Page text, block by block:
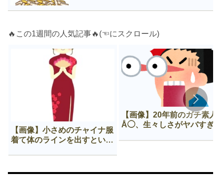
🔥この1週間の人気記事🔥(☜にスクロール)
【画像】小さめのチャイナ服
着て体のラインを出すという
【画像】20年前のガチ素人
Å◯、生々しさがヤバすぎ